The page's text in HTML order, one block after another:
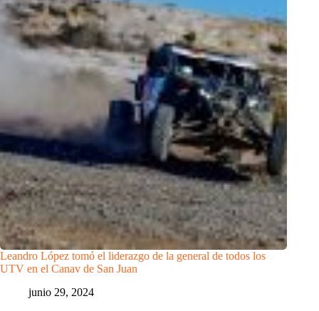
Leandro López tomó el liderazgo de la general de todos los
UTV en el Canav de San Juan
junio 29, 2024